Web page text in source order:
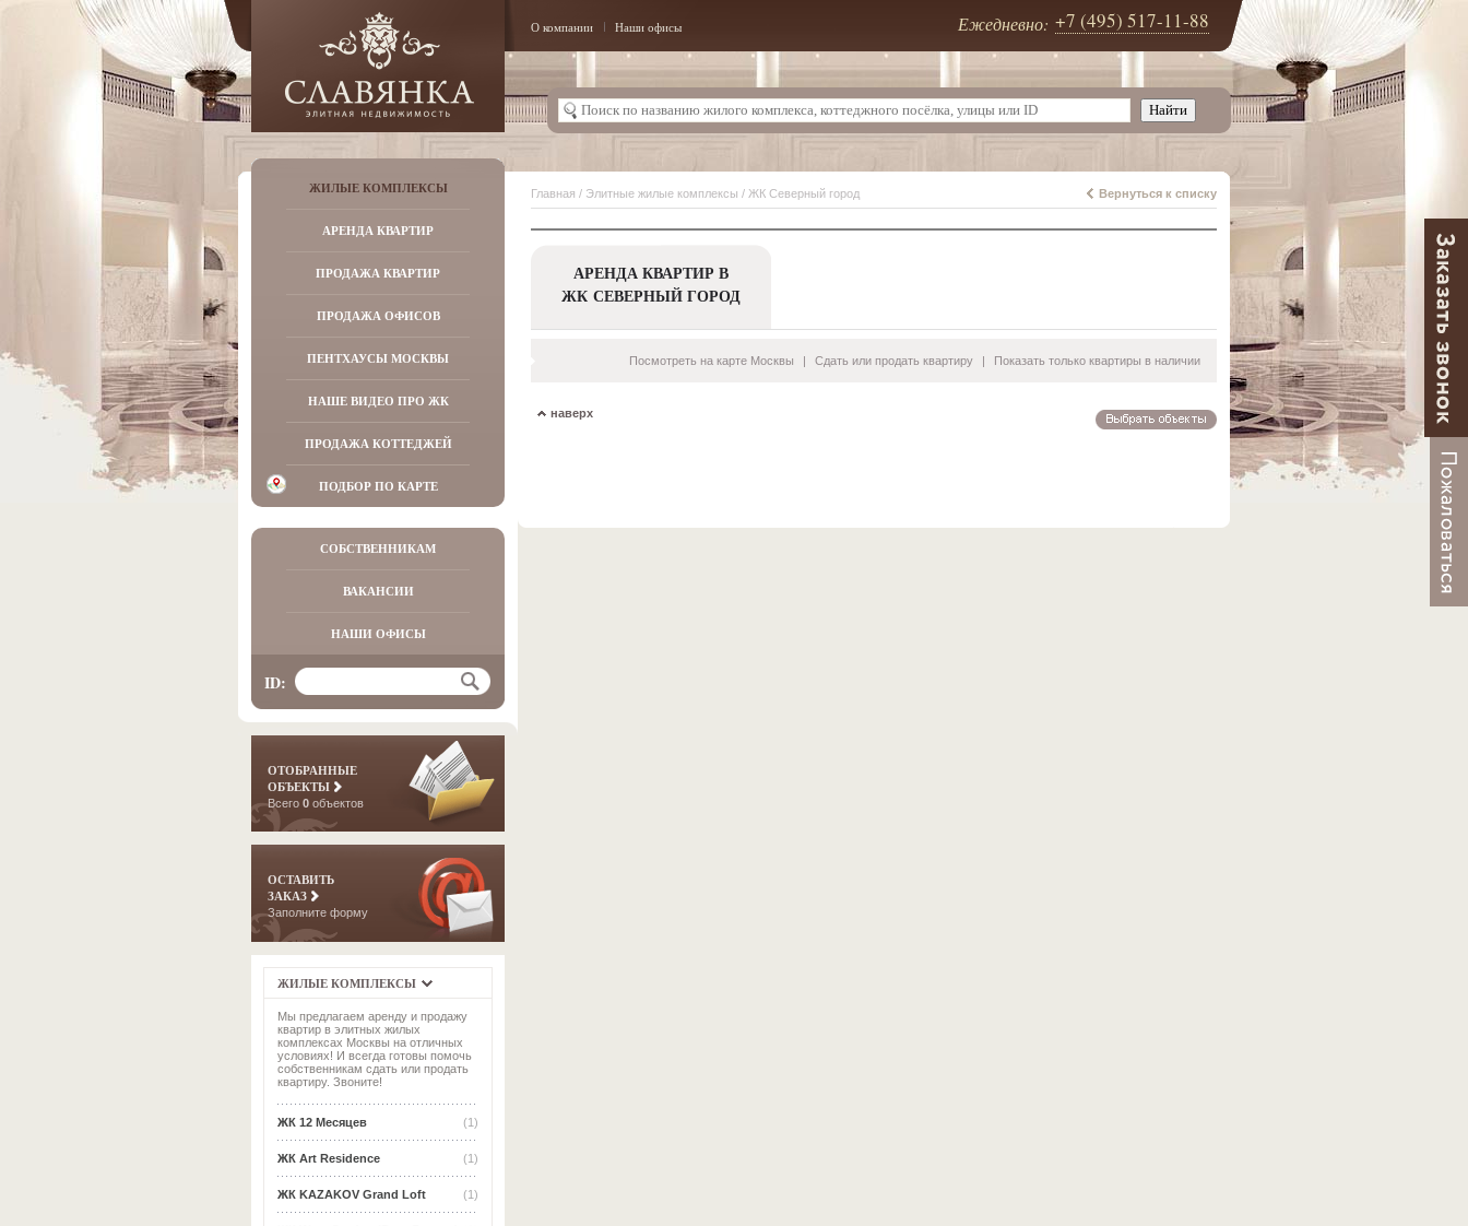
О компании Наши офисы Ежедневно: +7 (495) 517-11-88
ЖИЛЫЕ КОМПЛЕКСЫ
АРЕНДА КВАРТИР
ПРОДАЖА КВАРТИР
ПРОДАЖА ОФИСОВ
ПЕНТХАУСЫ МОСКВЫ
НАШЕ ВИДЕО ПРО ЖК
ПРОДАЖА КОТТЕДЖЕЙ
ПОДБОР ПО КАРТЕ
СОБСТВЕННИКАМ
ВАКАНСИИ
НАШИ ОФИСЫ
ID:
ОТОБРАННЫЕ
ОБЪЕКТЫ
Всего 0 объектов
ОСТАВИТЬ
ЗАКАЗ
Заполните форму
ЖИЛЫЕ КОМПЛЕКСЫ
Мы предлагаем аренду и продажу
квартир в элитных жилых
комплексах Москвы на отличных
условиях! И всегда готовы помочь
собственникам сдать или продать
квартиру. Звоните!
(1)
ЖК 12 Месяцев
(1)
ЖК Art Residence
(1)
ЖК KAZAKOV Grand Loft
Главная / Элитные жилые комплексы / ЖК Северный город Вернуться к списку
АРЕНДА КВАРТИР В
ЖК СЕВЕРНЫЙ ГОРОД
Посмотреть на карте Москвы | Сдать или продать квартиру | Показать только квартиры в наличии
наверх